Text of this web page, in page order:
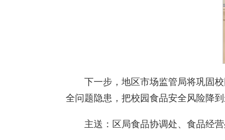
下一步，地区市场监管局将巩固
全问题隐患，把校园食品安全风险降
主送：区局食品协调处、食品经